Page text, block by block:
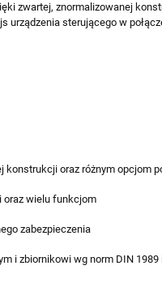
zwartej, znormalizowanej
urządzenia sterującego w
oraz różnym opcjom
oraz wielu funkcjom
zabezpieczenia
i zbiornikowi wg norm DIN 1989